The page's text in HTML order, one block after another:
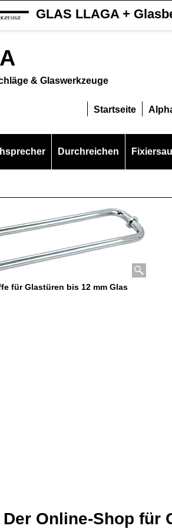
GLAS LLAGA +
& Glaswerkzeuge
Startseite
Durchreichen
für Glastüren bis 12 mm Glas
Der Online-Shop für